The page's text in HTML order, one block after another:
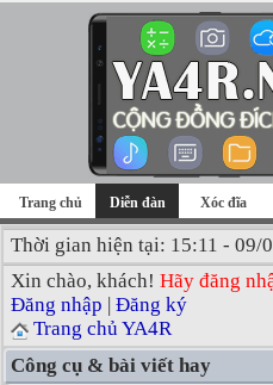
Trang chủ Diễn đàn Xóc đĩa
Thời gian hiện tại: 15:11 - 09/
Xin chào, khách! Hãy đăng
Đăng nhập | Đăng ký
Trang chủ YA4R
Công cụ & bài viết hay